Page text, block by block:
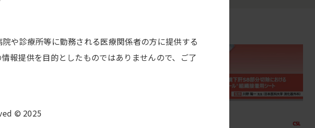
や診療所等に勤務される医療関係者の方に提供する
報提供を目的としたものではありませんので、ご了
© 2025